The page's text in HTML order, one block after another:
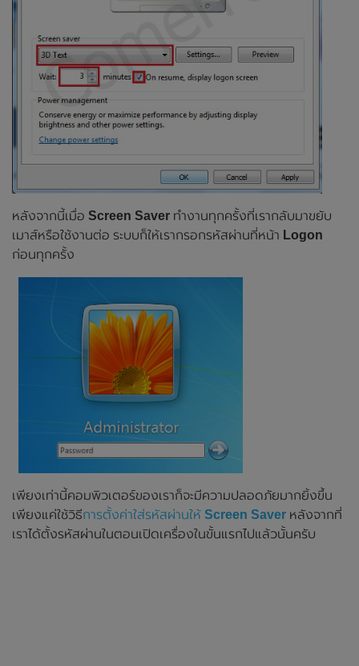
หลังจากนี้เมื่อ Screen Saver ทำงานทุกครั้งที่เรากลับมาขยับ
เมาส์หรือใช้งานต่อ ระบบก็ให้เรากรอกรหัสผ่านที่หน้า Logon
ก่อนทุกครั้ง
เพียงเท่านี้คอมพิวเตอร์ของเราก็จะมีความปลอดภัยมากยิ้งขึ้น
เพียงแค่ใช้วิธีการตั้งค่าใส่รหัสผ่านให้ Screen Saver หลังจากที่
เราได้ตั้งรหัสผ่านในตอนเปิดเครื่องในขั้นแรกไปแล้วนั้นครับ